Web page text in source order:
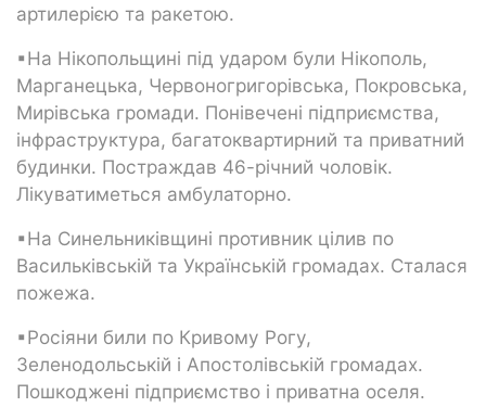
артилерією та ракетою.
▪На Нікопольщині під ударом були Нікополь,
Марганецька, Червоногригорівська, Покровська,
Мирівська громади. Понівечені підприємства,
інфраструктура, багатоквартирний та приватний
будинки. Постраждав 46-річний чоловік.
Лікуватиметься амбулаторно.
▪На Синельниківщині противник цілив по
Васильківській та Українській громадах. Сталася
пожежа.
▪Росіяни били по Кривому Рогу,
Зеленодольській і Апостолівській громадах.
Пошкоджені підприємство і приватна оселя.